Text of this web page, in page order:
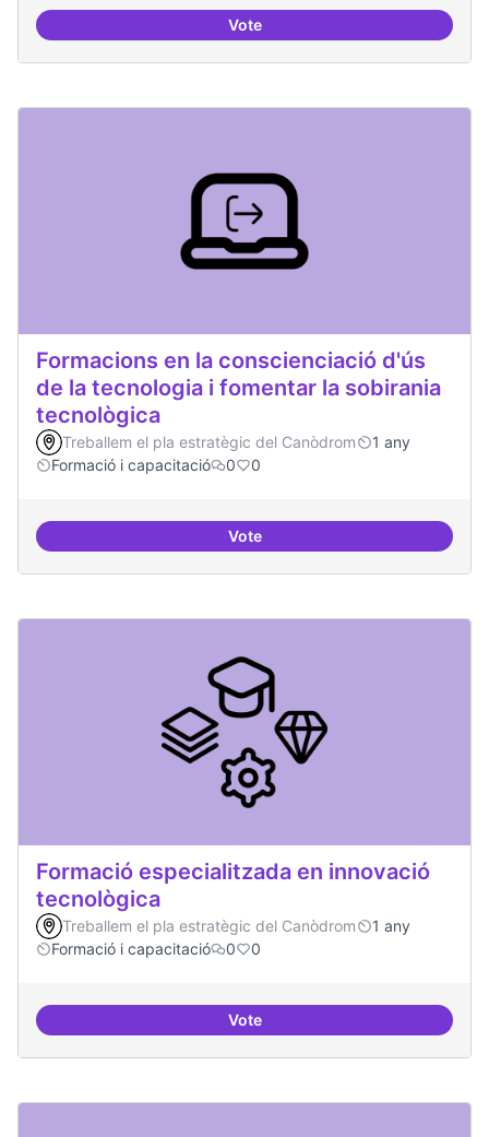
VoteRelació equilibrada entre
Formacions en la conscienciació d'ús
de la tecnologia i fomentar la sobirania
tecnològica
Treballem el pla estratègic del Canòdrom
1 any
Formació i capacitació
0 0
VoteFormacions en la
Formació especialitzada en innovació
tecnològica
Treballem el pla estratègic del Canòdrom
1 any
Formació i capacitació
0 0
VoteFormació especialitzada en